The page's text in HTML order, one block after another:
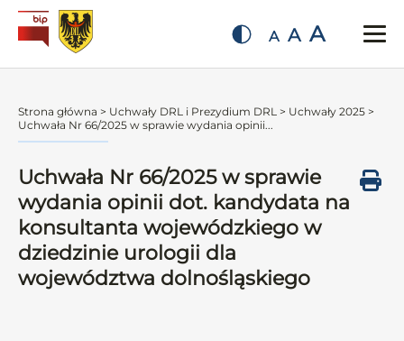
A A A
Strona główna > Uchwały DRL i Prezydium DRL > Uchwały 2025 >
Uchwała Nr 66/2025 w sprawie wydania opinii...
Uchwała Nr 66/2025 w sprawie
wydania opinii dot. kandydata na
konsultanta wojewódzkiego w
dziedzinie urologii dla
województwa dolnośląskiego